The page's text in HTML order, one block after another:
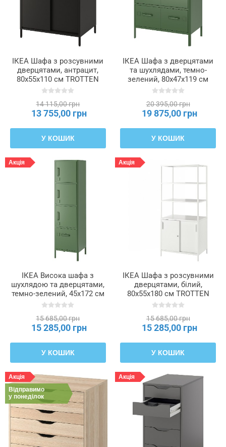
ІКЕА Шафа з розсувними
дверцятами, антрацит,
80x55x110 см TROTTEN
ТРОТТЕН, 204.748.37
14 115,00 грн
13 755,00 грн
У КОШИК
ІКЕА Шафа з дверцятами
та шухлядами, темно-
зелений, 80x47x119 см
IDÅSEN ІДОСЕН,
20 395,00 грн
19 875,00 грн
У КОШИК
Акція
ІКЕА Висока шафа з
шухлядою та дверцятами,
темно-зелений, 45x172 см
IDÅSEN ІДОСЕН,
15 685,00 грн
15 285,00 грн
У КОШИК
Акція
ІКЕА Шафа з розсувними
дверцятами, білий,
80x55x180 см TROTTEN
ТРОТТЕН, 804.747.59
15 685,00 грн
15 285,00 грн
У КОШИК
Акція
Відправимо
у понеділок
Акція